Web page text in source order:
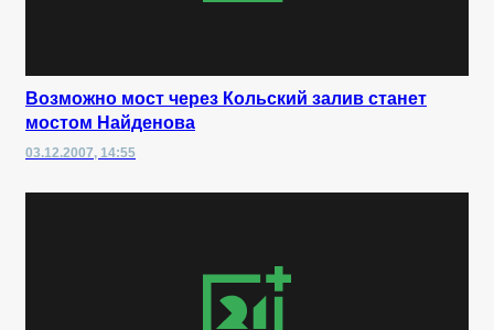
Возможно мост через Кольский залив станет
мостом Найденова
03.12.2007, 14:55